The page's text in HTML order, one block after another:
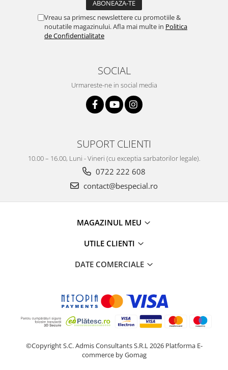
Vreau sa primesc newslettere cu promotiile &
noutatile magazinului. Afla mai multe in Politica
de Confidentialitate
SOCIAL
Urmareste-ne in social media
SUPORT CLIENTI
10.00 – 16.00, Luni - Vineri (cu exceptia sarbatorilor legale).
0722 222 608
contact@bespecial.ro
MAGAZINUL MEU
UTILE CLIENTI
DATE COMERCIALE
©Copyright S.C. Admis Consultants S.R.L 2026 Platforma E-
commerce by Gomag